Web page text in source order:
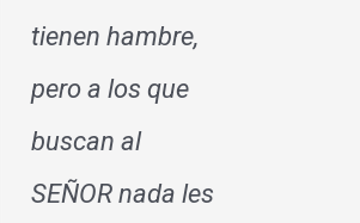
tienen hambre,
pero a los que
buscan al
SEÑOR nada les